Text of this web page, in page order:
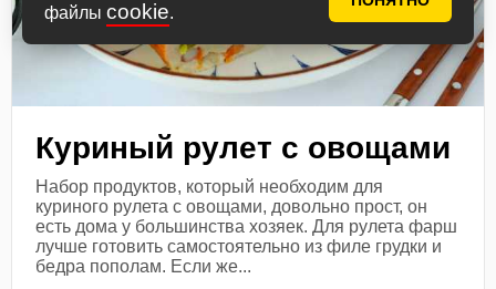
файлы cookie.
Куриный рулет с овощами
Набор продуктов, который необходим для
куриного рулета с овощами, довольно прост, он
есть дома у большинства хозяек. Для рулета фарш
лучше готовить самостоятельно из филе грудки и
бедра пополам. Если же...